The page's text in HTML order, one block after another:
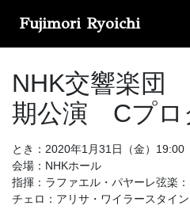
Fujimori Ryoichi
NHK交響楽団
期公演 Cプロ
とき：2020年1月31日（金）19:00
会場：NHKホール
指揮：ラファエル・パヤーレ弦楽
チェロ：アリサ・ワイラースタイン